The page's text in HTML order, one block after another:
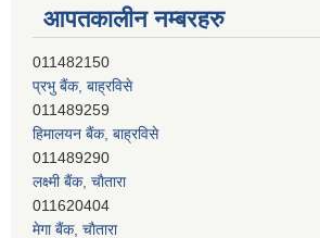
आपतकालीन नम्बरहरु
प्रभु बैंक, बाह्रविसे
011489259
हिमालयन बैंक, बाह्रविसे
011489290
लक्ष्मी बैंक, चाैतारा
011620404
मेगा बैंक, चाैतारा